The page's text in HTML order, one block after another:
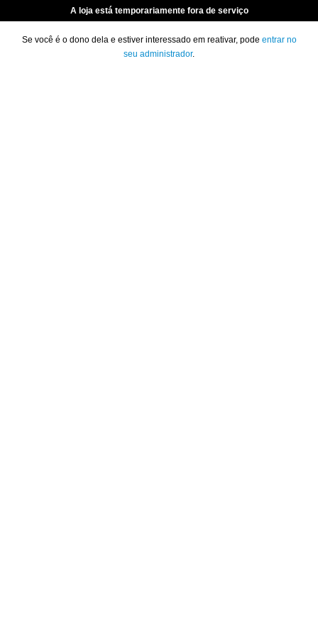
A loja está temporariamente fora de serviço
Se você é o dono dela e estiver interessado em reativar, pode entrar no
seu administrador.